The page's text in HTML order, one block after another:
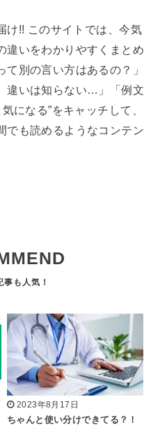
け!! このサイトでは、今気
違いをわかりやすくまとめ
別の言い方はあるの？」
違いは知らない…」「例文
になる”をキャッチして、
でも読めるようなコンテン
2023年8月17日
ちゃんと使い分けできてる？！